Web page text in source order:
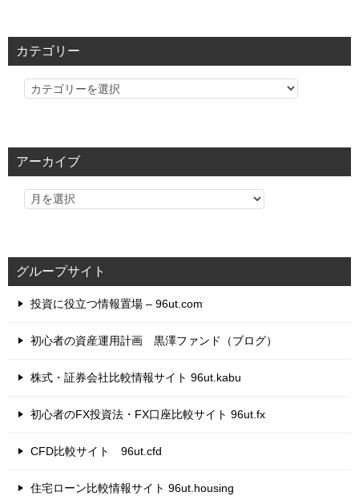
カテゴリー
カ
リ
アーカイブ
グループサイト
投資に役立つ情報置場 – 96ut.com
初心者の資産運用計画 黒澤ファンド（ブログ）
株式・証券会社比較情報サイト 96ut.kabu
初心者のFX投資法・FX口座比較サイト 96ut.fx
CFD比較サイト 96ut.cfd
住宅ローン比較情報サイト 96ut.housing